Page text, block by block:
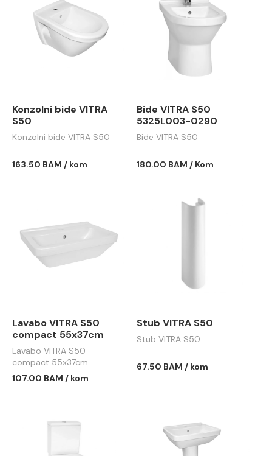
Konzolni bide VITRA
S50
Konzolni bide VITRA S50
163.50 BAM / kom
Bide VITRA S50
5325L003-0290
Bide VITRA S50
180.00 BAM / Kom
Lavabo VITRA S50
compact 55x37cm
Lavabo VITRA S50
compact 55x37cm
107.00 BAM / kom
Stub VITRA S50
Stub VITRA S50
67.50 BAM / kom